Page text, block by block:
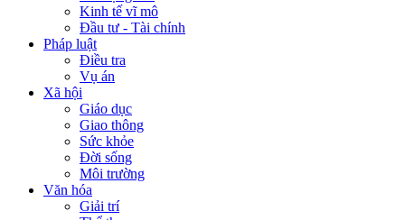
Kinh tế vĩ mô
Đầu tư - Tài chính
Pháp luật
Điều tra
Vụ án
Xã hội
Giáo dục
Giao thông
Sức khỏe
Đời sống
Môi trường
Văn hóa
Giải trí